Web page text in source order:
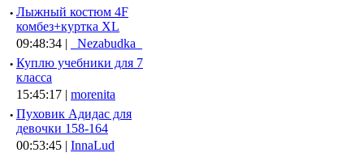
· Лыжный костюм 4F
комбез+куртка XL
09:48:34 |
_Nezabudka_
· Куплю учебники для 7
класса
15:45:17 | morenita
· Пуховик Адидас для
девочки 158-164
00:53:45 | InnaLud